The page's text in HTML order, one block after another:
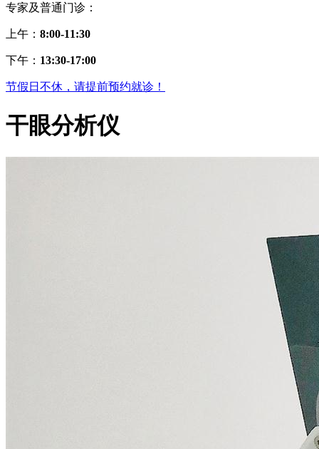
专家及普通门诊：
上午： 8:00-11:30
下午： 13:30-17:00
节假日不休，请提前预约就诊！
干眼分析仪